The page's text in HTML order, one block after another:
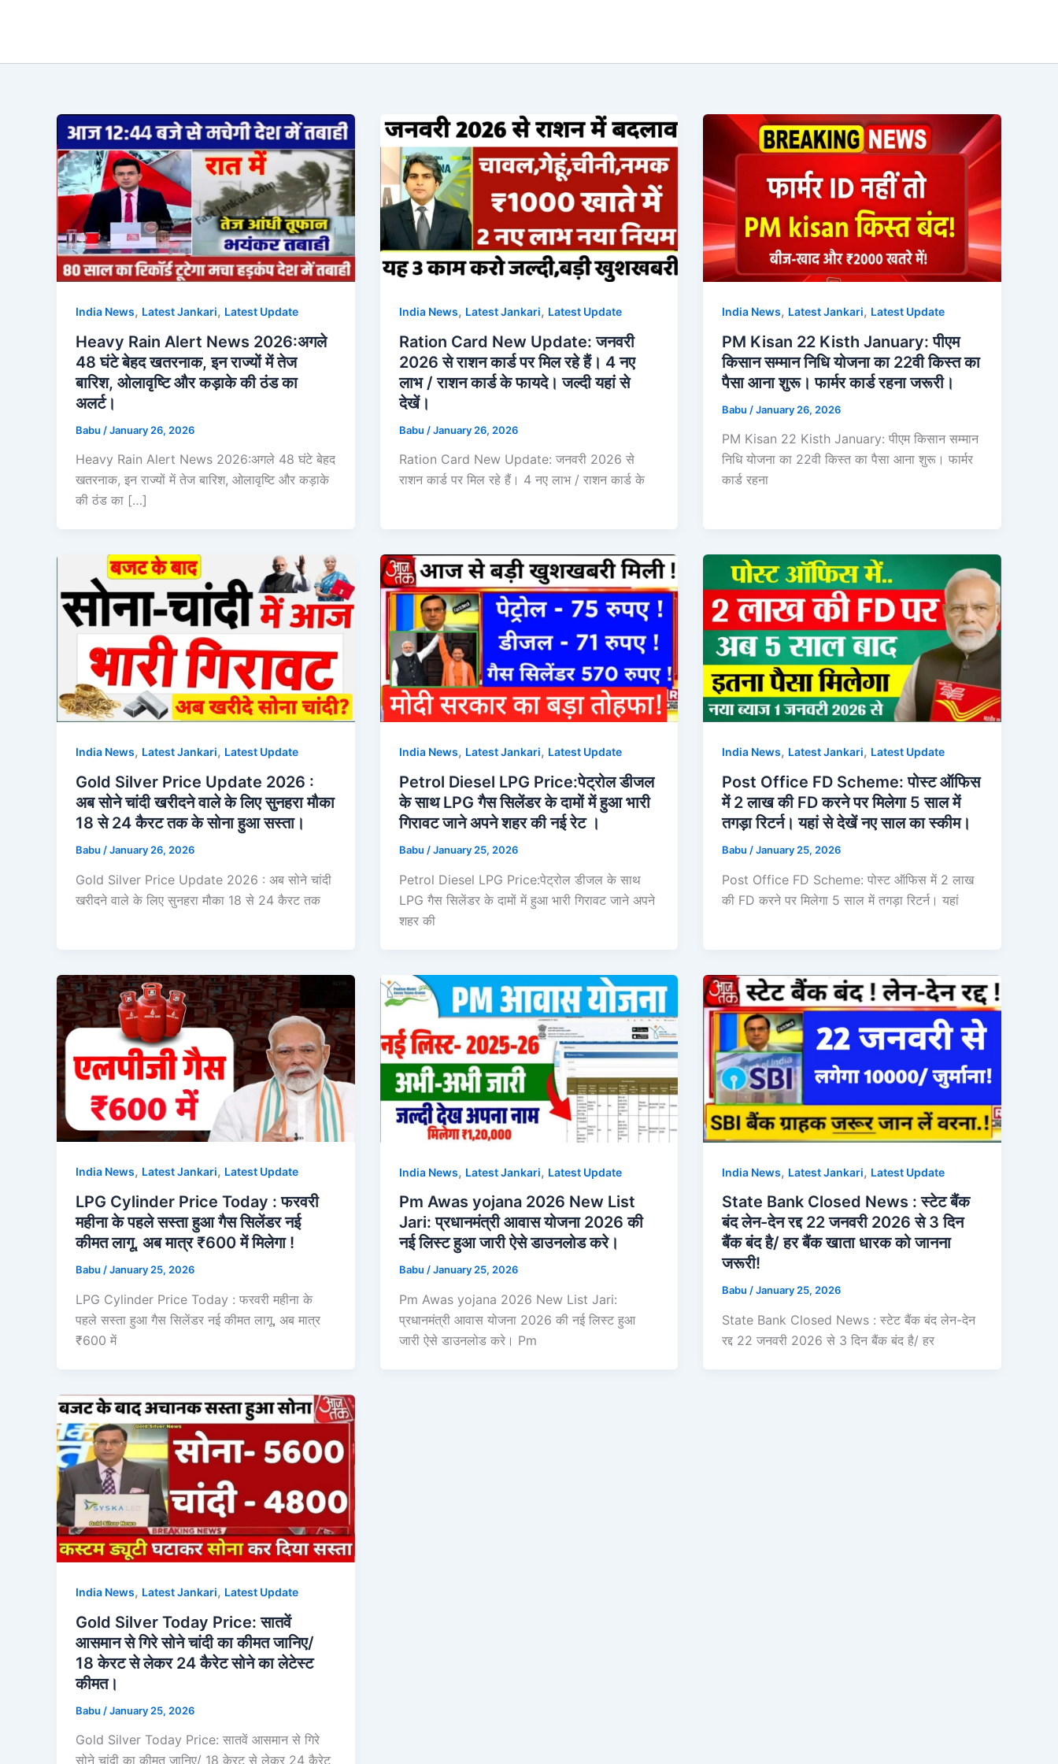
India News, Latest Jankari, Latest Update
Heavy Rain Alert News 2026:अगले
48 घंटे बेहद खतरनाक, इन राज्यों में तेज
बारिश, ओलावृष्टि और कड़ाके की ठंड का
अलर्ट।
Babu /January 26, 2026
Heavy Rain Alert News 2026:अगले 48 घंटे बेहद
खतरनाक, इन राज्यों में तेज बारिश, ओलावृष्टि और कड़ाके
की ठंड का […]
India News, Latest Jankari, Latest Update
Ration Card New Update: जनवरी
2026 से राशन कार्ड पर मिल रहे हैं। 4 नए
लाभ / राशन कार्ड के फायदे। जल्दी यहां से
देखें।
Babu /January 26, 2026
Ration Card New Update: जनवरी 2026 से
राशन कार्ड पर मिल रहे हैं। 4 नए लाभ / राशन कार्ड के
India News, Latest Jankari, Latest Update
PM Kisan 22 Kisth January: पीएम
किसान सम्मान निधि योजना का 22वी किस्त का
पैसा आना शुरू। फार्मर कार्ड रहना जरूरी।
Babu /January 26, 2026
PM Kisan 22 Kisth January: पीएम किसान सम्मान
निधि योजना का 22वी किस्त का पैसा आना शुरू। फार्मर
कार्ड रहना
India News, Latest Jankari, Latest Update
Gold Silver Price Update 2026 :
अब सोने चांदी खरीदने वाले के लिए सुनहरा मौका
18 से 24 कैरट तक के सोना हुआ सस्ता।
Babu /January 26, 2026
Gold Silver Price Update 2026 : अब सोने चांदी
खरीदने वाले के लिए सुनहरा मौका 18 से 24 कैरट तक
India News, Latest Jankari, Latest Update
Petrol Diesel LPG Price:पेट्रोल डीजल
के साथ LPG गैस सिलेंडर के दामों में हुआ भारी
गिरावट जाने अपने शहर की नई रेट ।
Babu /January 25, 2026
Petrol Diesel LPG Price:पेट्रोल डीजल के साथ
LPG गैस सिलेंडर के दामों में हुआ भारी गिरावट जाने अपने
शहर की
India News, Latest Jankari, Latest Update
Post Office FD Scheme: पोस्ट ऑफिस
में 2 लाख की FD करने पर मिलेगा 5 साल में
तगड़ा रिटर्न। यहां से देखें नए साल का स्कीम।
Babu /January 25, 2026
Post Office FD Scheme: पोस्ट ऑफिस में 2 लाख
की FD करने पर मिलेगा 5 साल में तगड़ा रिटर्न। यहां
India News, Latest Jankari, Latest Update
LPG Cylinder Price Today : फरवरी
महीना के पहले सस्ता हुआ गैस सिलेंडर नई
कीमत लागू, अब मात्र ₹600 में मिलेगा !
Babu /January 25, 2026
LPG Cylinder Price Today : फरवरी महीना के
पहले सस्ता हुआ गैस सिलेंडर नई कीमत लागू, अब मात्र
₹600 में
India News, Latest Jankari, Latest Update
Pm Awas yojana 2026 New List
Jari: प्रधानमंत्री आवास योजना 2026 की
नई लिस्ट हुआ जारी ऐसे डाउनलोड करे।
Babu /January 25, 2026
Pm Awas yojana 2026 New List Jari:
प्रधानमंत्री आवास योजना 2026 की नई लिस्ट हुआ
जारी ऐसे डाउनलोड करे। Pm
India News, Latest Jankari, Latest Update
State Bank Closed News : स्टेट बैंक
बंद लेन-देन रद्द 22 जनवरी 2026 से 3 दिन
बैंक बंद है/ हर बैंक खाता धारक को जानना
जरूरी!
Babu/January 25, 2026
State Bank Closed News : स्टेट बैंक बंद लेन-देन
रद्द 22 जनवरी 2026 से 3 दिन बैंक बंद है/ हर
India News, Latest Jankari, Latest Update
Gold Silver Today Price: सातवें
आसमान से गिरे सोने चांदी का कीमत जानिए/
18 केरट से लेकर 24 कैरेट सोने का लेटेस्ट
कीमत।
Babu /January 25, 2026
Gold Silver Today Price: सातवें आसमान से गिरे
सोने चांदी का कीमत जानिए/ 18 केरट से लेकर 24 कैरेट